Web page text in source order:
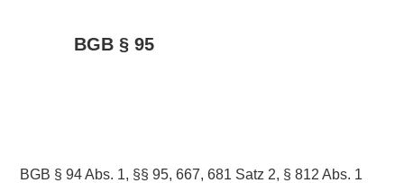
BGB § 95
BGB § 94 Abs. 1, §§ 95, 667, 681 Satz 2, § 812 Abs. 1